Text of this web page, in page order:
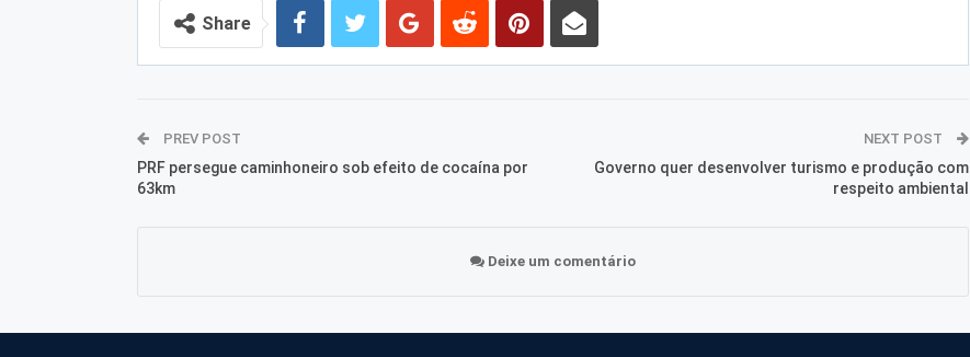
Share
PREV POST
PRF persegue caminhoneiro sob efeito de cocaína por
63km
NEXT POST
Governo quer desenvolver turismo e produção com
respeito ambiental
Deixe um comentário